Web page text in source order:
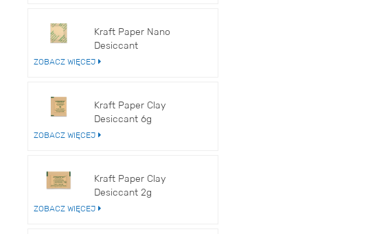
Kraft Paper Nano
Desiccant
ZOBACZ WIĘCEJ
Kraft Paper Clay
Desiccant 6g
ZOBACZ WIĘCEJ
Kraft Paper Clay
Desiccant 2g
ZOBACZ WIĘCEJ